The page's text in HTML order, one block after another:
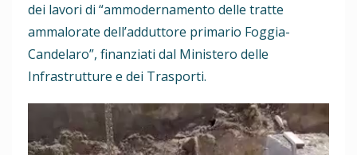
dei lavori di “ammodernamento delle tratte
ammalorate dell’adduttore primario Foggia-
Candelaro”, finanziati dal Ministero delle
Infrastrutture e dei Trasporti.
Player